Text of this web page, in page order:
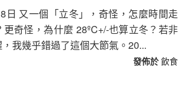
日 又一個「立冬」，奇怪，怎麼時間走
奇怪，為什麼 28ºC+/-也算立冬？若非
我幾乎錯過了這個大節氣。20...
發佈於 飲食